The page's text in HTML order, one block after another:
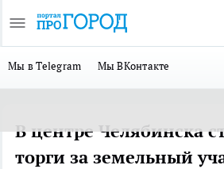
Мы в Telegram Мы ВКонтакте
В центре Челябинска
торги за земельный